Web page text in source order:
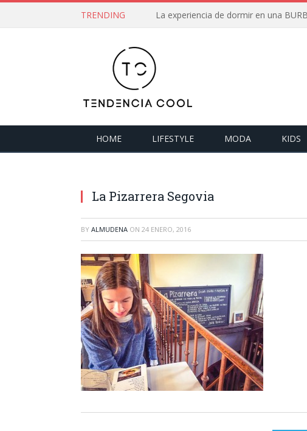
TRENDING La experiencia de dormir en una
HOME LIFESTYLE MODA KIDS
La Pizarrera Segovia
BY ALMUDENA ON 24 ENERO, 2016